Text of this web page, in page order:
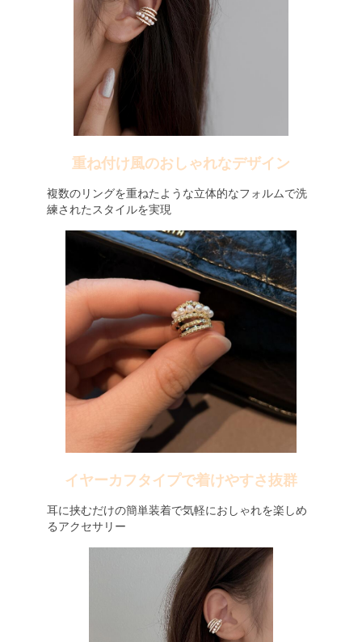
重ね付け風のおしゃれなデザイン
複数のリングを重ねたような立体的なフォルムで洗
練されたスタイルを実現
イヤーカフタイプで着けやすさ抜群
耳に挟むだけの簡単装着で気軽におしゃれを楽しめ
るアクセサリー